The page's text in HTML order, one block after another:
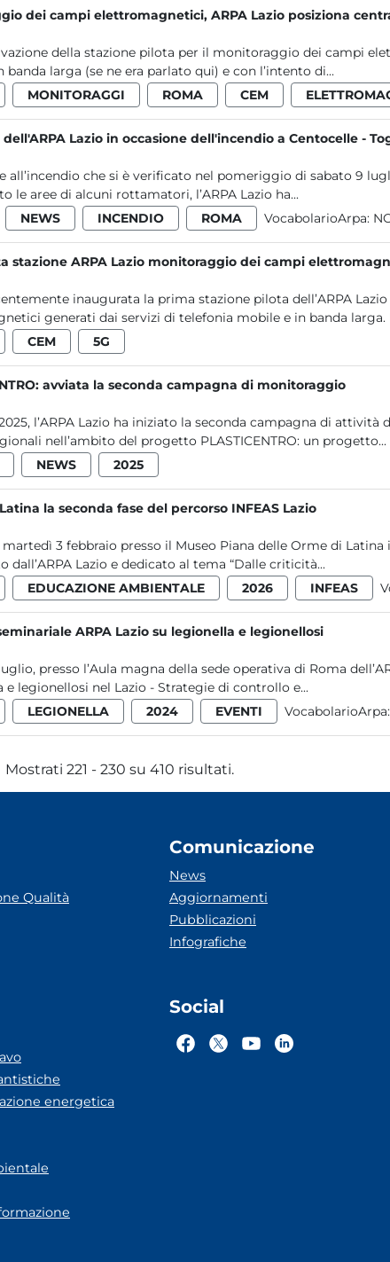
dei campi elettromagnetici, ARPA Lazio posiziona
della stazione pilota per il monitoraggio dei campi
banda larga (se ne era parlato qui) e con l’intento di...
MONITORAGGI ROMA CEM
Lazio in occasione dell'incendio a Centocelle -
all’incendio che si è verificato nel pomeriggio di sabato 9
le aree di alcuni rottamatori, l’ARPA Lazio ha...
NEWS INCENDIO ROMA VocabolarioArpa:
stazione ARPA Lazio monitoraggio dei campi
inaugurata la prima stazione pilota dell’ARPA
generati dai servizi di telefonia mobile e in banda larga.
CEM 5G
avviata la seconda campagna di monitoraggio
l’ARPA Lazio ha iniziato la seconda campagna di
nell’ambito del progetto PLASTICENTRO: un progetto...
NEWS 2025
la seconda fase del percorso INFEAS Lazio
3 febbraio presso il Museo Piana delle Orme di
dall’ARPA Lazio e dedicato al tema “Dalle criticità...
EDUCAZIONE AMBIENTALE 2026 INFEAS
ARPA Lazio su legionella e legionellosi
presso l’Aula magna della sede operativa di Roma
e legionellosi nel Lazio - Strategie di controllo e...
LEGIONELLA 2024 EVENTI VocabolarioArpa:
Mostrati 221 - 230 su 410 risultati.
Qualità
energetica
Comunicazione
News
Aggiornamenti
Pubblicazioni
Infografiche
Social